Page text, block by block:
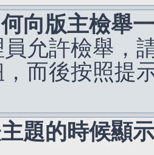
向版主檢舉
允許檢舉，
而後按照提
題的時候顯